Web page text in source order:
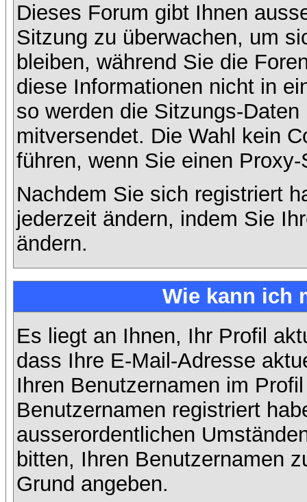
Dieses Forum gibt Ihnen
Sitzung zu überwachen, um
bleiben, während Sie die
diese Informationen nicht in
so werden die Sitzungs-
mitversendet. Die Wahl kein
führen, wenn Sie einen
Nachdem Sie sich registriert
jederzeit ändern, indem Sie
ändern.
Wie kann ich
Es liegt an Ihnen, Ihr Profil
dass Ihre E-Mail-Adresse
Ihren Benutzernamen im
Benutzernamen registriert
ausserordentlichen
bitten, Ihren Benutzernamen
Grund angeben.